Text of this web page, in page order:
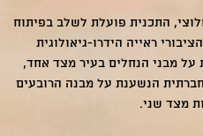
התכנית פועלת לשלב בפיתוח
ראייה הידרו-גיאולוגית
על מבני הנחלים בעיר מצד אחד,
חברתית הנשענת על מבנה הרובעים
מצד שני.